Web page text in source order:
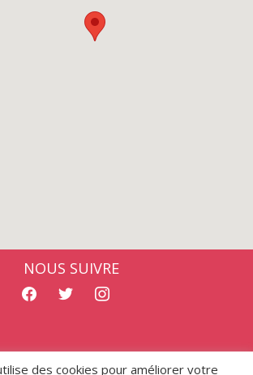
NOUS SUIVRE
facebooktwitter instagram
des cookies pour améliorer votre